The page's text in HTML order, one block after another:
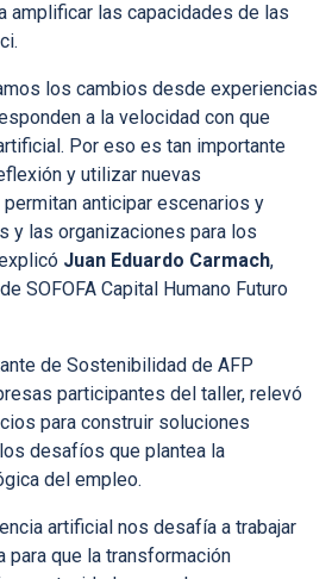
amplificar las capacidades de las
los cambios desde experiencias
a la velocidad con que
Por eso es tan importante
y utilizar nuevas
anticipar escenarios y
y las organizaciones para los
Juan Eduardo Carmach,
SOFOFA Capital Humano Futuro
de Sostenibilidad de AFP
participantes del taller, relevó
para construir soluciones
desafíos que plantea la
del empleo.
artificial nos desafía a trabajar
para que la transformación